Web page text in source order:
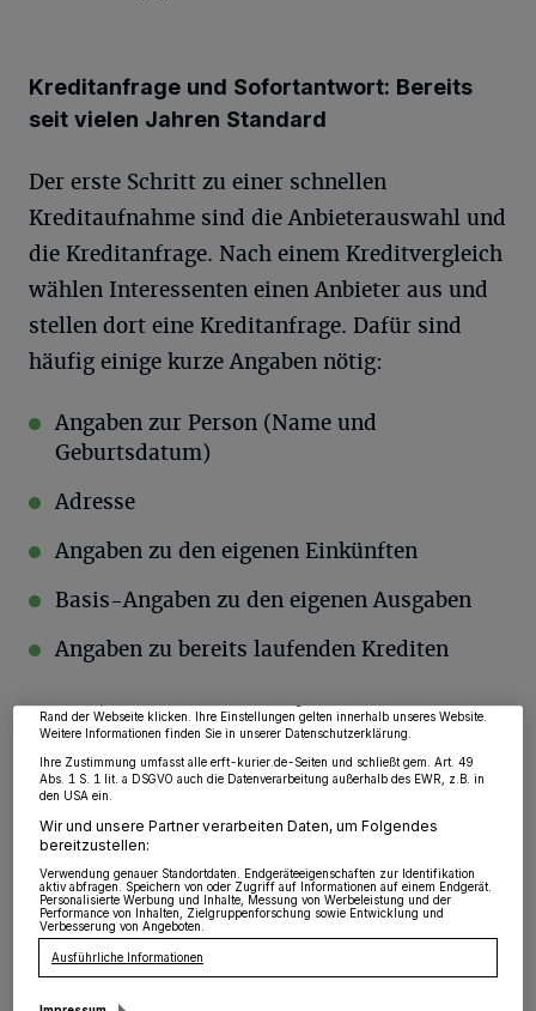
Kreditanfrage und Sofortantwort: Bereits
seit vielen Jahren Standard
Der erste Schritt zu einer schnellen
Kreditaufnahme sind die Anbieterauswahl und
die Kreditanfrage. Nach einem Kreditvergleich
wählen Interessenten einen Anbieter aus und
stellen dort eine Kreditanfrage. Dafür sind
häufig einige kurze Angaben nötig:
Angaben zur Person (Name und
Geburtsdatum)
Adresse
Angaben zu den eigenen Einkünften
Basis-Angaben zu den eigenen Ausgaben
Angaben zu bereits laufenden Krediten
Auf Basis dieser Angaben ist bereits eine
Sofortantwort möglich. Anfragende erhalten
also innerhalb von Sekunden die
Rückmeldung, ob eine Kreditvergabe möglich
ist oder nicht. Diese Art der Sofortantwort ist
bei Onlinekrediten bereits seit über 10 Jahren
Standard. Der große Vorteil: Eine solche
Kreditanfrage lässt sich zu jeder Tages- und
wie Browserdaten oder eindeutige Kennungen auf Ihrem Gerät zu. Durch Auswahl
von OK aktivieren Sie Tracking-Technologien für die unter „Wir und unsere
Zwecke. Wenn Tracker deaktiviert sind, sind manche Inhalte und Anzeigen
Rand der Webseite klicken. Ihre Einstellungen gelten innerhalb unseres Website.
Weitere Informationen finden Sie in unserer Datenschutzerklärung.
Ihre Zustimmung umfasst alle erft-kurier.de-Seiten und schließt gem. Art. 49
Abs. 1 S. 1 lit. a DSGVO auch die Datenverarbeitung außerhalb des EWR, z.B. in
den USA ein.
Wir und unsere Partner verarbeiten Daten, um Folgendes
bereitzustellen:
Verwendung genauer Standortdaten. Endgeräteeigenschaften zur Identifikation
aktiv abfragen. Speichern von oder Zugriff auf Informationen auf einem Endgerät.
Personalisierte Werbung und Inhalte, Messung von Werbeleistung und der
Performance von Inhalten, Zielgruppenforschung sowie Entwicklung und
Verbesserung von Angeboten.
Ausführliche Informationen